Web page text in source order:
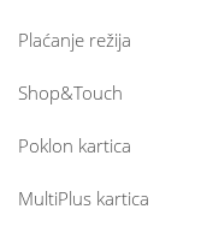
Plaćanje režija
Shop&Touch
Poklon kartica
MultiPlus kartica